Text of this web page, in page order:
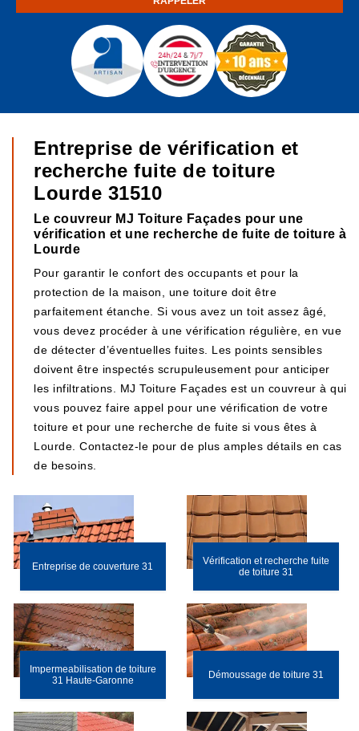
Entreprise de vérification et
recherche fuite de toiture
Lourde 31510
Le couvreur MJ Toiture Façades pour une
vérification et une recherche de fuite de toiture à
Lourde
Pour garantir le confort des occupants et pour la
protection de la maison, une toiture doit être
parfaitement étanche. Si vous avez un toit assez âgé,
vous devez procéder à une vérification régulière, en vue
de détecter d’éventuelles fuites. Les points sensibles
doivent être inspectés scrupuleusement pour anticiper
les infiltrations. MJ Toiture Façades est un couvreur à qui
vous pouvez faire appel pour une vérification de votre
toiture et pour une recherche de fuite si vous êtes à
Lourde. Contactez-le pour de plus amples détails en cas
de besoins.
Entreprise de couverture 31
Vérification et recherche fuite
de toiture 31
Impermeabilisation de toiture
31 Haute-Garonne
Démoussage de toiture 31